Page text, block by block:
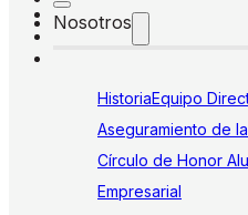
Nosotros
HistoriaEquipo
Aseguramiento de
Círculo de Honor
Empresarial